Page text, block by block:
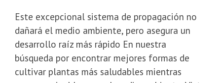
Este excepcional sistema de propagación no
dañará el medio ambiente, pero asegura un
desarrollo raíz más rápido En nuestra
búsqueda por encontrar mejores formas de
cultivar plantas más saludables mientras